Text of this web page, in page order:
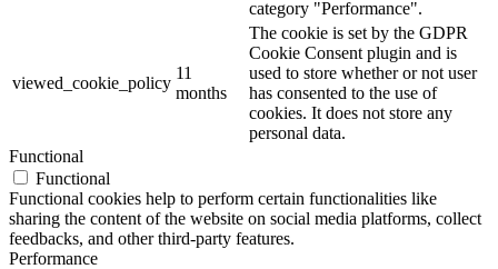
category "Performance".
viewed_cookie_policy
11
months
The cookie is set by the GDPR
Cookie Consent plugin and is
used to store whether or not user
has consented to the use of
cookies. It does not store any
personal data.
Functional
Functional
Functional cookies help to perform certain functionalities like
sharing the content of the website on social media platforms, collect
feedbacks, and other third-party features.
Performance